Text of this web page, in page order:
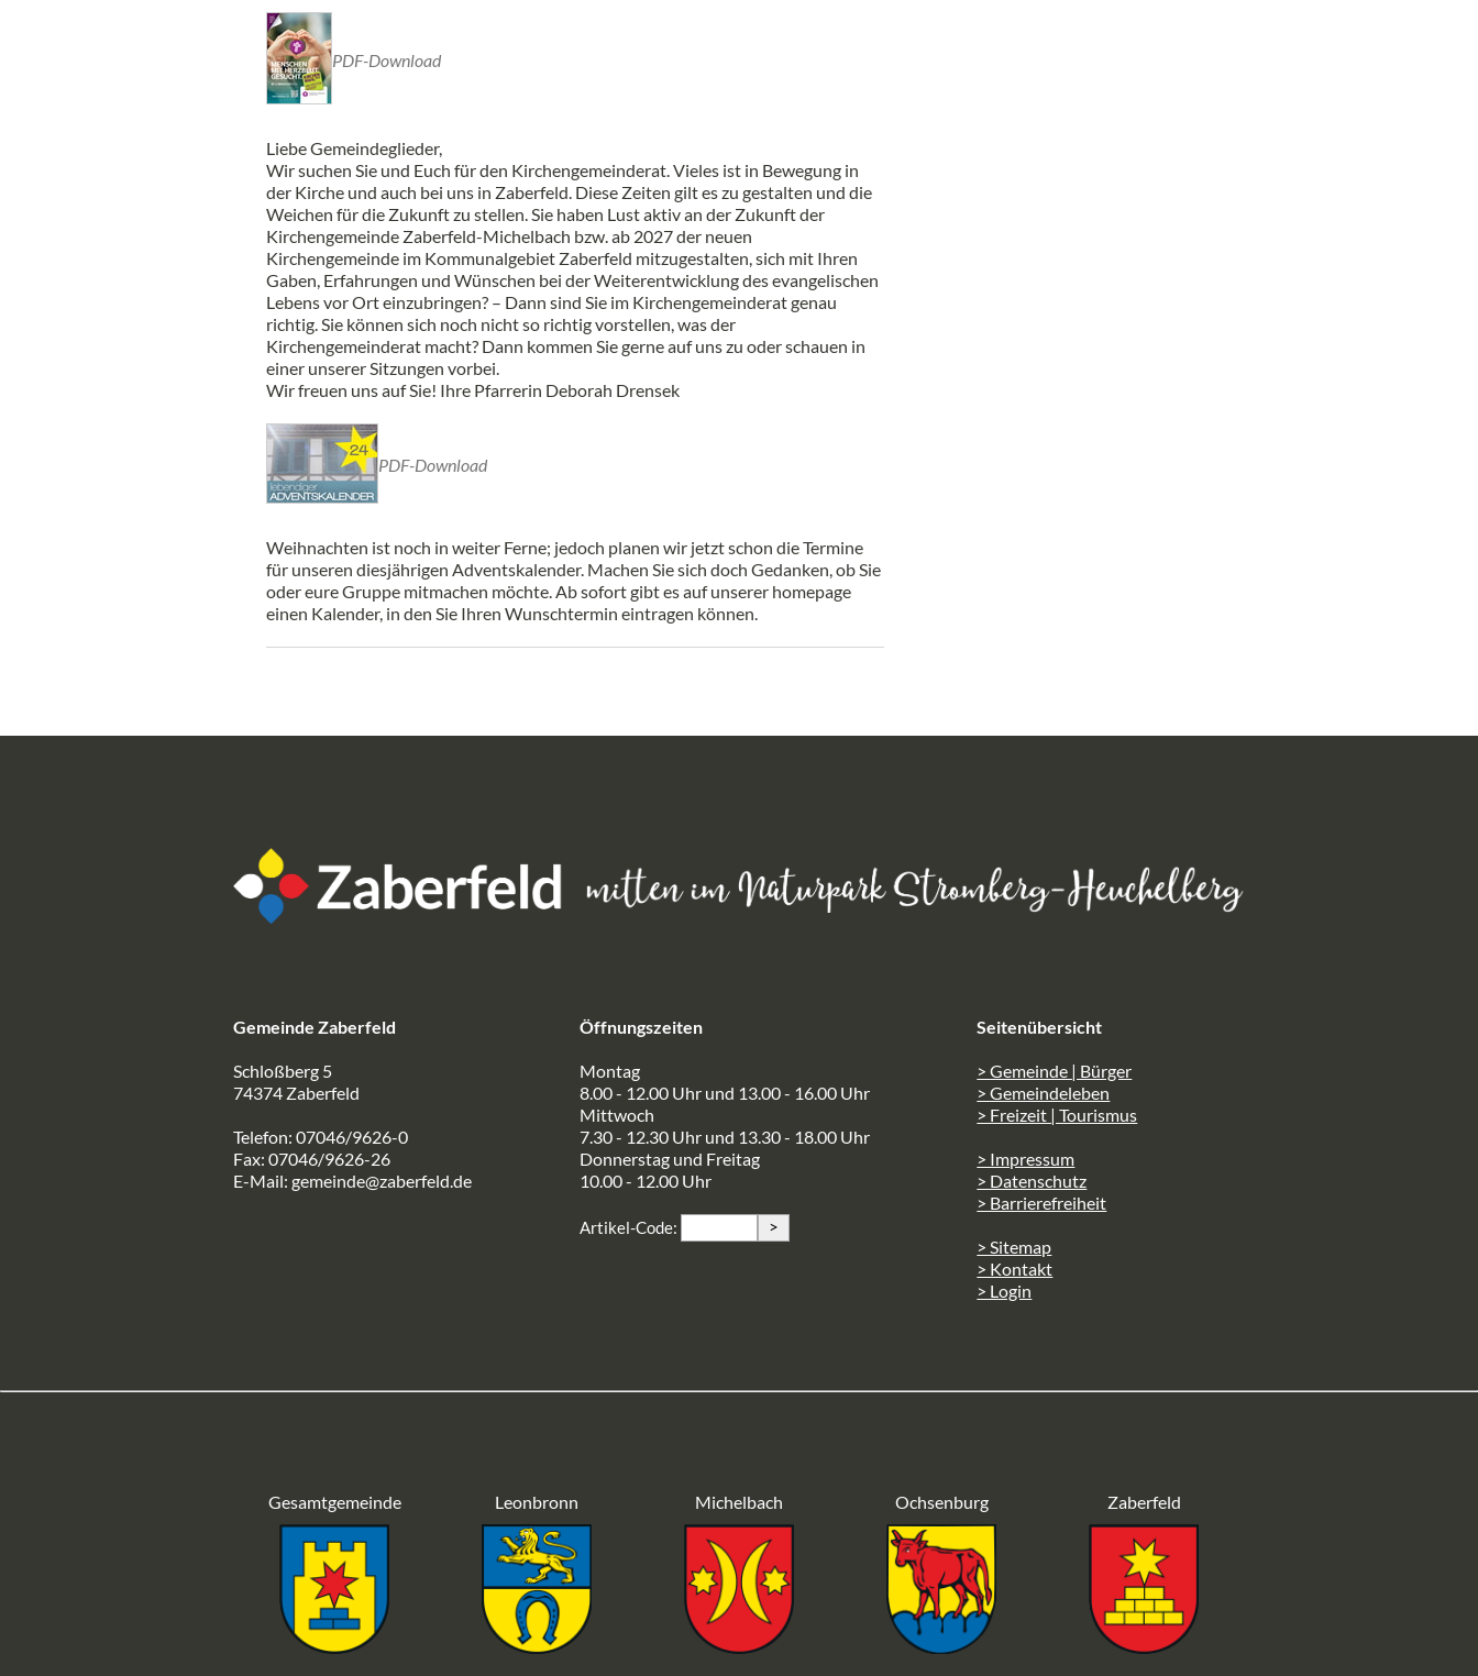
PDF-Download
Liebe Gemeindeglieder,
Wir suchen Sie und Euch für den Kirchengemeinderat. Vieles ist in Bewegung in
der Kirche und auch bei uns in Zaberfeld. Diese Zeiten gilt es zu gestalten und die
Weichen für die Zukunft zu stellen. Sie haben Lust aktiv an der Zukunft der
Kirchengemeinde Zaberfeld-Michelbach bzw. ab 2027 der neuen
Kirchengemeinde im Kommunalgebiet Zaberfeld mitzugestalten, sich mit Ihren
Gaben, Erfahrungen und Wünschen bei der Weiterentwicklung des evangelischen
Lebens vor Ort einzubringen? – Dann sind Sie im Kirchengemeinderat genau
richtig. Sie können sich noch nicht so richtig vorstellen, was der
Kirchengemeinderat macht? Dann kommen Sie gerne auf uns zu oder schauen in
einer unserer Sitzungen vorbei.
Wir freuen uns auf Sie! Ihre Pfarrerin Deborah Drensek
PDF-Download
Weihnachten ist noch in weiter Ferne; jedoch planen wir jetzt schon die Termine
für unseren diesjährigen Adventskalender. Machen Sie sich doch Gedanken, ob Sie
oder eure Gruppe mitmachen möchte. Ab sofort gibt es auf unserer homepage
einen Kalender, in den Sie Ihren Wunschtermin eintragen können.
Gemeinde Zaberfeld
Schloßberg 5
74374 Zaberfeld
Telefon: 07046/9626-0
Fax: 07046/9626-26
E-Mail: gemeinde@zaberfeld.de
Öffnungszeiten
Montag
8.00 - 12.00 Uhr und 13.00 - 16.00 Uhr
Mittwoch
7.30 - 12.30 Uhr und 13.30 - 18.00 Uhr
Donnerstag und Freitag
10.00 - 12.00 Uhr
Artikel-Code: >
Seitenübersicht
> Gemeinde | Bürger
> Gemeindeleben
> Freizeit | Tourismus
> Impressum
> Datenschutz
> Barrierefreiheit
> Sitemap
> Kontakt
> Login
Gesamtgemeinde Leonbronn Michelbach Ochsenburg Zaberfeld